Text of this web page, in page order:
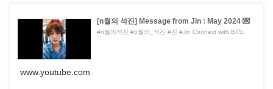
[n월의 석진] Message from Jin : May 2024 💌
#n월의석진 #5월의_석진 #진 #Jin Connect with BTS:
www.youtube.com